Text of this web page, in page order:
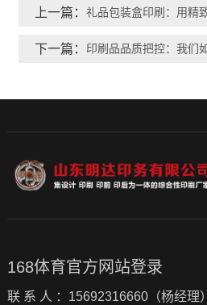
上一篇：
下一篇：
168体育官方网站登录
联 系 人 ：15692316660（杨经理）